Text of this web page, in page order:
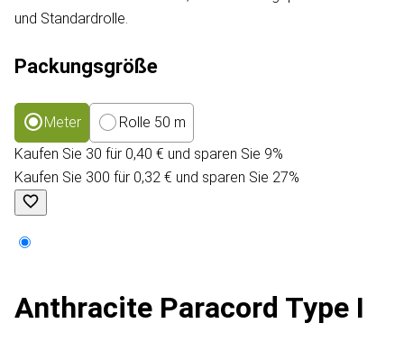
und Standardrolle.
Packungsgröße
Meter
Rolle 50 m
Kaufen Sie 30 für 0,40 € und sparen Sie 9%
Kaufen Sie 300 für 0,32 € und sparen Sie 27%
Anthracite Paracord Type I